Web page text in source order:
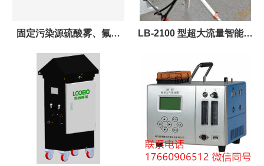
固定污染源硫酸雾、氟化
氢、氯化氢、铬酸雾采样
LB-2100 型超大流量智能空